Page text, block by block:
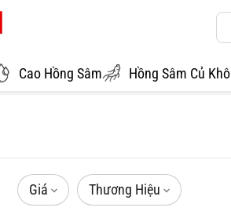
Cao Hồng Sâm Hồng Sâm Củ Khô
Giá Thương Hiệu